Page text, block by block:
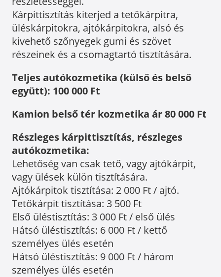
Kárpittisztítás kiterjed a tetőkárpitra,
üléskárpitokra, ajtókárpitokra, alsó és
kivehető szőnyegek gumi és szövet
részeinek és a csomagtartó tisztítására.
Teljes autókozmetika (külső és belső
együtt): 100 000 Ft
Kamion belső tér kozmetika ár 80 000 Ft
Részleges kárpittisztítás, részleges
autókozmetika:
Lehetőség van csak tető, vagy ajtókárpit,
vagy ülések külön tisztítására.
Ajtókárpitok tisztítása: 2 000 Ft / ajtó.
Tetőkárpit tisztítása: 3 500 Ft
Első üléstisztítás: 3 000 Ft / első ülés
Hátsó üléstisztítás: 6 000 Ft / kettő
személyes ülés esetén
Hátsó üléstisztítás: 9 000 Ft / három
személyes ülés esetén